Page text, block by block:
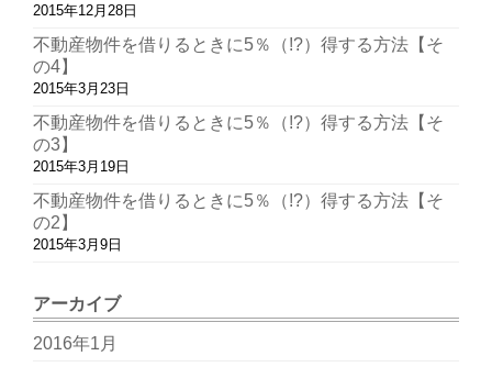
2015年12月28日
不動産物件を借りるときに5％（!?）得する方法【そ
の4】
2015年3月23日
不動産物件を借りるときに5％（!?）得する方法【そ
の3】
2015年3月19日
不動産物件を借りるときに5％（!?）得する方法【そ
の2】
2015年3月9日
アーカイブ
2016年1月